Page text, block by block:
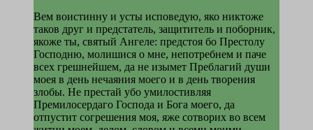
Вем воистинну и усты исповедую, яко никтоже
таков друг и предстатель, защититель и поборник,
якоже ты, святый Ангеле: предстоя бо Престолу
Господню, молишися о мне, непотребнем и паче
всех грешнейшем, да не изымет Преблагий души
моея в день нечаяния моего и в день творения
злобы. Не престай убо умилостивляя
Премилосердаго Господа и Бога моего, да
отпустит согрешения моя, яже сотворих во всем